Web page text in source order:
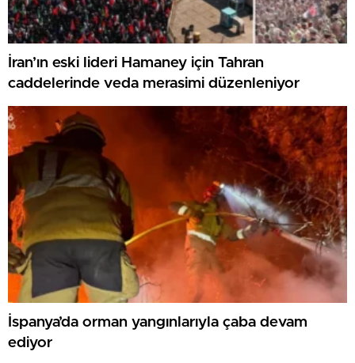
İran’ın eski lideri Hamaney için Tahran
caddelerinde veda merasimi düzenleniyor
İspanya’da orman yangınlarıyla çaba devam
ediyor